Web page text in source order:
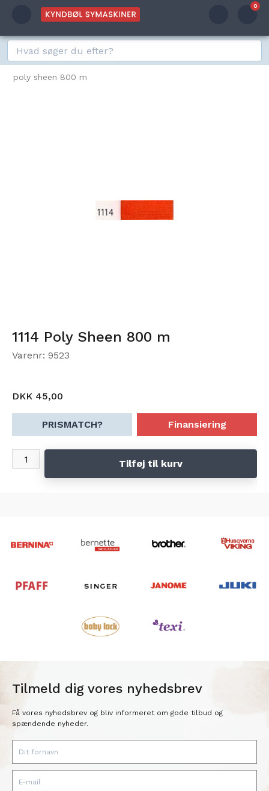
0
poly sheen 800 m
1114 Poly Sheen 800 m
Varenr: 9523
DKK 45,00
PRISMATCH? Finansiering
Tilføj til kurv
Tilmeld dig vores nyhedsbrev
Få vores nyhedsbrev og bliv informeret om gode tilbud og
spændende nyheder.